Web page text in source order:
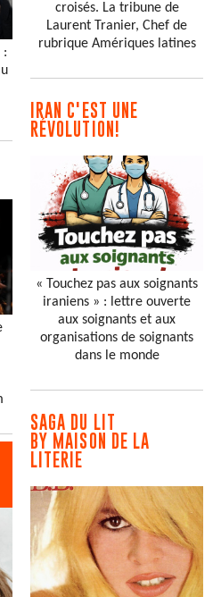
:
croisés. La tribune de
Laurent Tranier, Chef de
rubrique Amériques latines
IRAN C'EST UNE
RÉVOLUTION!
« Touchez pas aux soignants
iraniens » : lettre ouverte
aux soignants et aux
organisations de soignants
dans le monde
SAGA DU LIT
BY MAISON DE LA
LITERIE